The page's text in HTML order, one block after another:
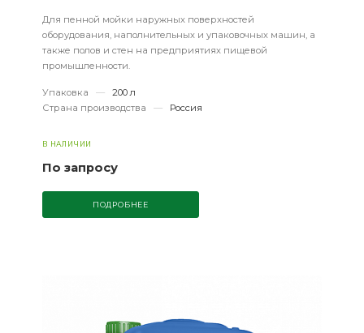
Для пенной мойки наружных поверхностей
оборудования, наполнительных и упаковочных машин, а
также полов и стен на предприятиях пищевой
промышленности.
Упаковка —
200 л
Страна производства
— Россия
В НАЛИЧИИ
По запросу
ПОДРОБНЕЕ